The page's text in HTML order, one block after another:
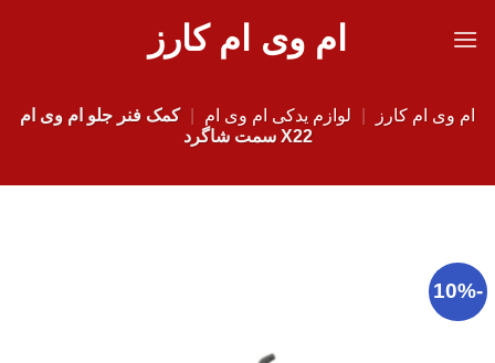
ام وی ام کارز
ام وی ام کارز لوازم یدکی ام وی ام
کمک فنر جلو ام وی ام
X22 سمت شاگرد
-10%